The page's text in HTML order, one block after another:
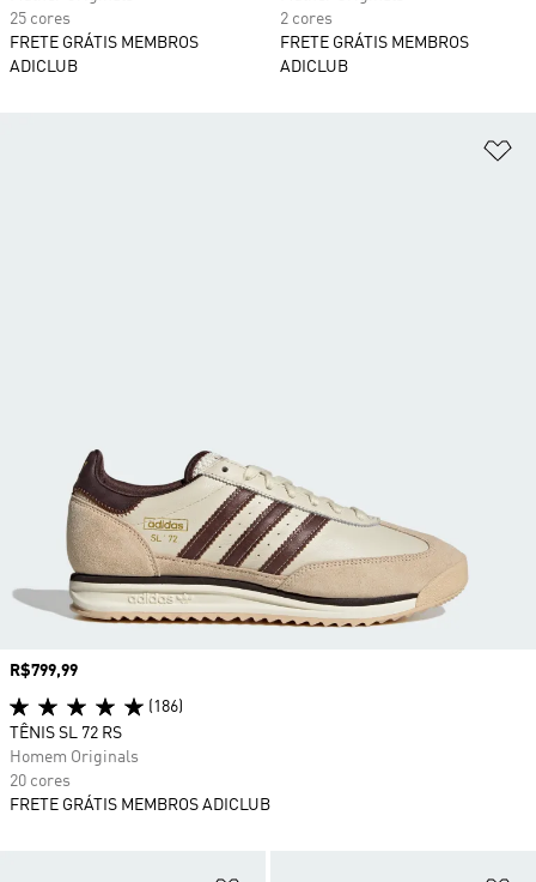
25 cores
FRETE GRÁTIS MEMBROS
ADICLUB
2 cores
FRETE GRÁTIS MEMBROS
ADICLUB
Preço
R$799,99
(186)
TÊNIS SL 72 RS
Homem Originals
20 cores
FRETE GRÁTIS MEMBROS ADICLUB